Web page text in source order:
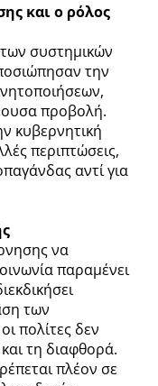
και ο ρόλος
των συστημικών
την
προβολή.
κυβερνητική
περιπτώσεις,
αντί για
να
παραμένει
των
πολίτες δεν
τη διαφθορά.
πλέον σε